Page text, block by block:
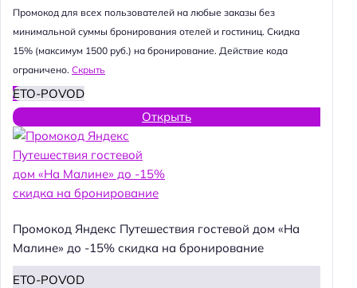
Промокод для всех пользователей на любые заказы без
минимальной суммы бронирования отелей и гостиниц. Скидка
15% (максимум 1500 руб.) на бронирование. Действие кода
ограничено. Скрыть
ETO-POVOD
Открыть
Промокод Яндекс Путешествия гостевой дом «На
Малине» до -15% скидка на бронирование
ETO-POVOD